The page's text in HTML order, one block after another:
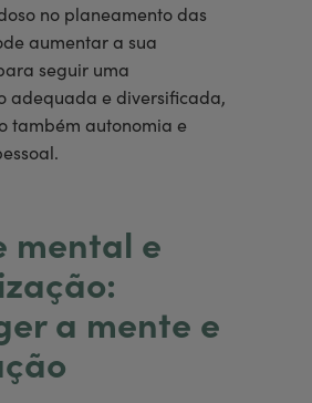
no planeamento das
aumentar a sua
seguir uma
adequada e diversificada,
também autonomia e
mental e
a mente e